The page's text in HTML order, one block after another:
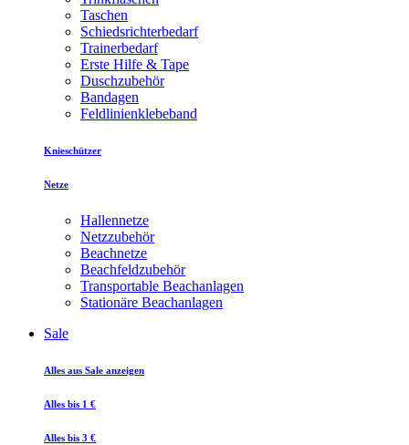
Taschen
Schiedsrichterbedarf
Trainerbedarf
Erste Hilfe & Tape
Duschzubehör
Bandagen
Feldlinienklebeband
Knieschützer
Netze
Hallennetze
Netzzubehör
Beachnetze
Beachfeldzubehör
Transportable Beachanlagen
Stationäre Beachanlagen
Sale
Alles aus Sale anzeigen
Alles bis 1 €
Alles bis 3 €